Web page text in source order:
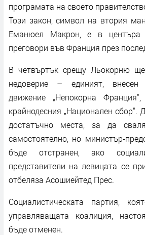
програмата на своето
Този закон, символ на втория
Еманюел Макрон, е в центъра
преговори във Франция през
В четвъртък срещу Льокорню
недоверие – единият, внесен
движение „Непокорна
крайнодесния „Националeн сбор“.
достатъчно места, за да
самостоятелно, но министър-
бъде отстранен, ако
представители на левицата се
отбеляза Асошиейтед Прес.
Социалистическата партия,
управляващата коалиция,
бъде отменен.